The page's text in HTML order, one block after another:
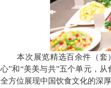
本次展览精选百余件（套）
心”和“美美与共”五个单元，
全方位展现中国饮食文化的深